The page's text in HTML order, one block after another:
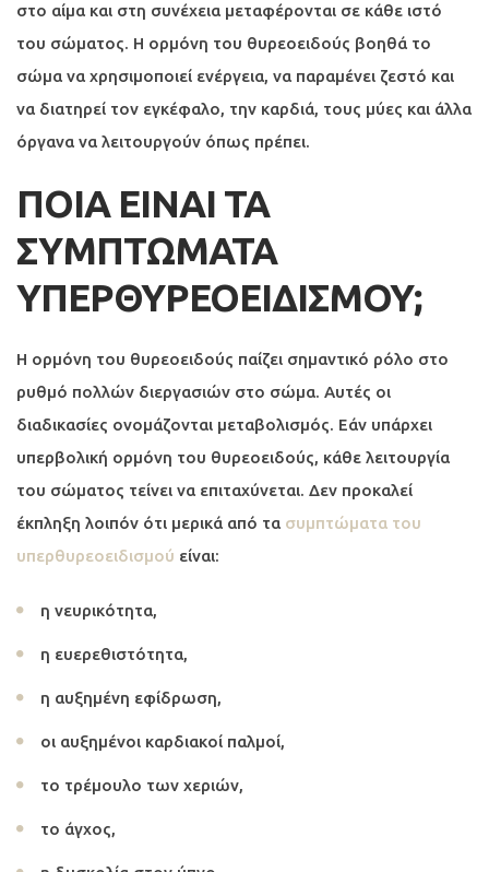
στο αίμα και στη συνέχεια μεταφέρονται σε κάθε ιστό
του σώματος. Η ορμόνη του θυρεοειδούς βοηθά το
σώμα να χρησιμοποιεί ενέργεια, να παραμένει ζεστό και
να διατηρεί τον εγκέφαλο, την καρδιά, τους μύες και άλλα
όργανα να λειτουργούν όπως πρέπει.
ΠΟΙΑ ΕΙΝΑΙ ΤΑ
ΣΥΜΠΤΩΜΑΤΑ
ΥΠΕΡΘΥΡΕΟΕΙΔΙΣΜΟΥ;
Η ορμόνη του θυρεοειδούς παίζει σημαντικό ρόλο στο
ρυθμό πολλών διεργασιών στο σώμα. Αυτές οι
διαδικασίες ονομάζονται μεταβολισμός. Εάν υπάρχει
υπερβολική ορμόνη του θυρεοειδούς, κάθε λειτουργία
του σώματος τείνει να επιταχύνεται. Δεν προκαλεί
έκπληξη λοιπόν ότι μερικά από τα συμπτώματα του
υπερθυρεοειδισμού είναι:
η νευρικότητα,
η ευερεθιστότητα,
η αυξημένη εφίδρωση,
οι αυξημένοι καρδιακοί παλμοί,
το τρέμουλο των χεριών,
το άγχος,